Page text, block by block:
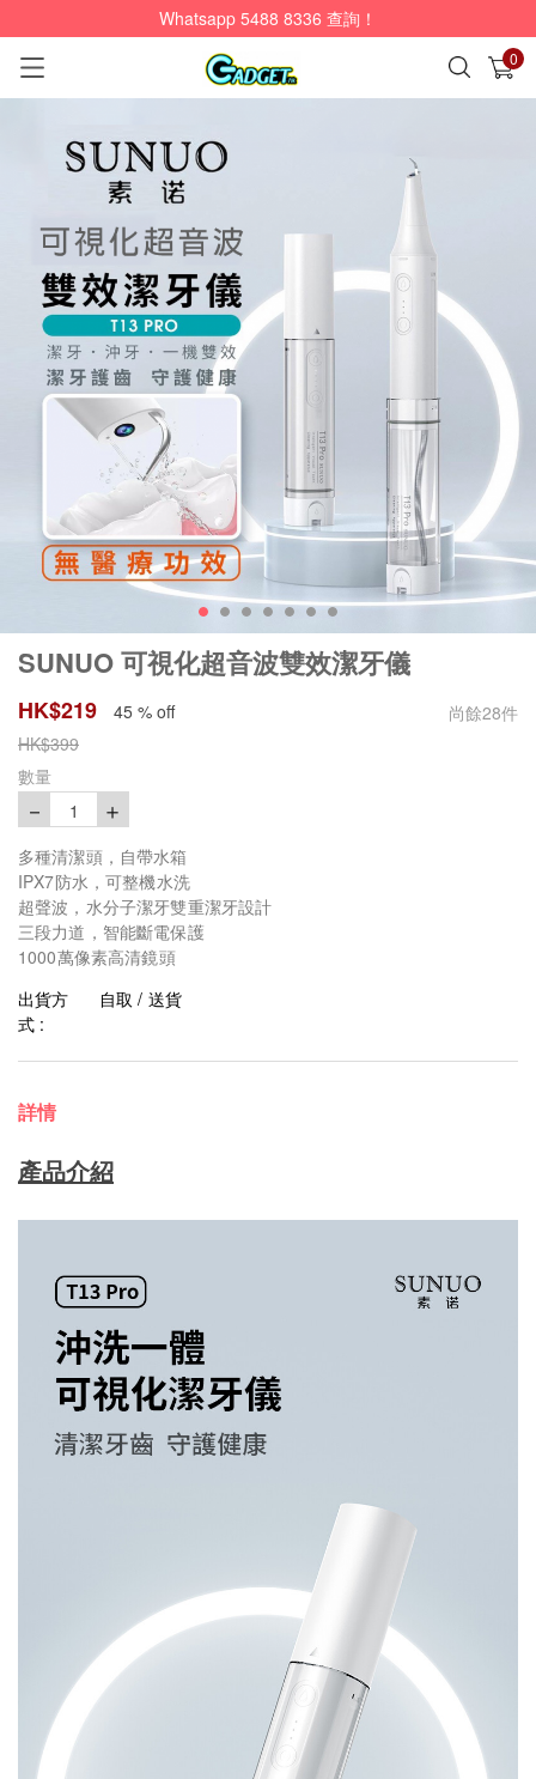
Whatsapp 5488 8336 查詢！
0
已加入購物車 查看
SUNUO 可視化超音波雙效潔牙儀
HK$219 45 % off 尚餘28件
HK$399
數量
－ 1 ＋
多種清潔頭，自帶水箱
IPX7防水，可整機水洗
超聲波，水分子潔牙雙重潔牙設計
三段力道，智能斷電保護
1000萬像素高清鏡頭
出貨方
式 :
自取 / 送貨
詳情
產品介紹